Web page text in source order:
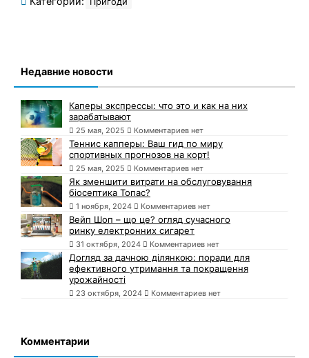
Недавние новости
Каперы экспрессы: что это и как на них
зарабатывают
25 мая, 2025 Комментариев нет
Теннис капперы: Ваш гид по миру
спортивных прогнозов на корт!
25 мая, 2025 Комментариев нет
Як зменшити витрати на обслуговування
біосептика Топас?
1 ноября, 2024 Комментариев нет
Вейп Шоп – що це? огляд сучасного
ринку електронних сигарет
31 октября, 2024 Комментариев нет
Догляд за дачною ділянкою: поради для
ефективного утримання та покращення
урожайності
23 октября, 2024 Комментариев нет
Комментарии